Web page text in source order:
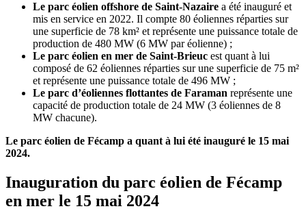
Le parc éolien offshore de Saint-Nazaire a été inauguré et
mis en service en 2022. Il compte 80 éoliennes réparties sur
une superficie de 78 km² et représente une puissance totale de
production de 480 MW (6 MW par éolienne) ;
Le parc éolien en mer de Saint-Brieuc est quant à lui
composé de 62 éoliennes réparties sur une superficie de 75 m²
et représente une puissance totale de 496 MW ;
Le parc d’éoliennes flottantes de Faraman représente une
capacité de production totale de 24 MW (3 éoliennes de 8
MW chacune).
Le parc éolien de Fécamp a quant à lui été inauguré le 15 mai
2024.
Inauguration du parc éolien de Fécamp
en mer le 15 mai 2024